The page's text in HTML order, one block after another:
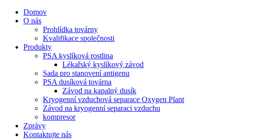
Domov
O nás
Prohlídka továrny
Kvalifikace společnosti
Produkty
PSA kyslíková rostlina
Lékařský kyslíkový závod
Sada pro stanovení antigenu
PSA dusíková továrna
Závod na kapalný dusík
Kryogenní vzduchová separace Oxygen Plant
Závod na kryogenní separaci vzduchu
kompresor
Zprávy
Kontaktujte nás